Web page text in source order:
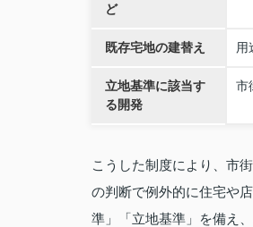
ど
既存宅地の建替え 用
立地基準に該当す
る開発
市
こうした制度により、市
の判断で例外的に住宅や
準」「立地基準」を備え